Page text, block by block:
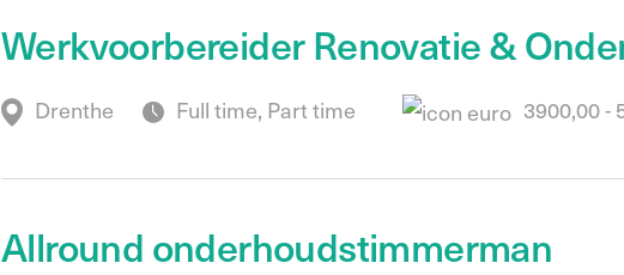
Werkvoorbereider Renovatie &
Drenthe Full time, Part time 3900,00 -
Allround onderhoudstimmerman